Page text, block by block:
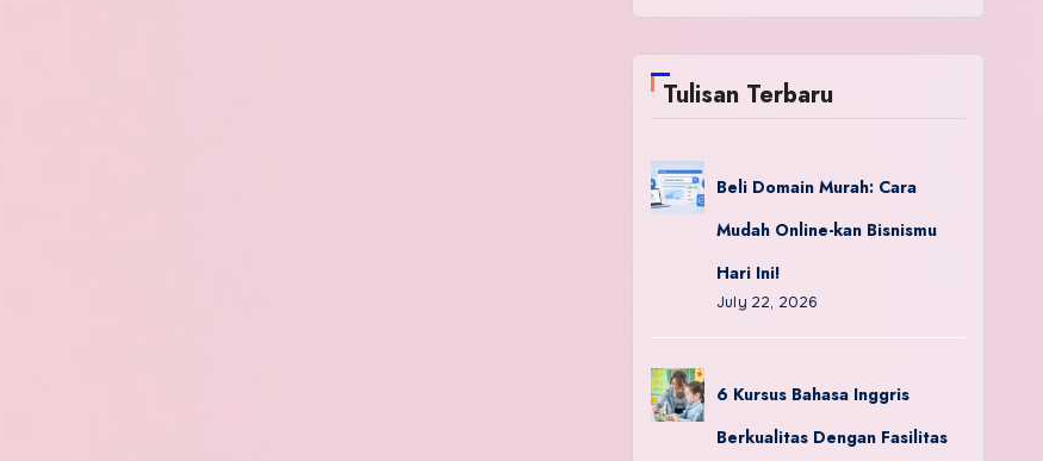
Tulisan Terbaru
Beli Domain Murah: Cara
Mudah Online-kan Bisnismu
Hari Ini!
July 22, 2026
6 Kursus Bahasa Inggris
Berkualitas Dengan Fasilitas